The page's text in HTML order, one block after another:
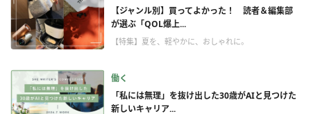
【ジャンル別】買ってよかった！ 読者＆編集部
が選ぶ「QOL爆上...
【特集】夏を、軽やかに、おしゃれに。
働く
「私には無理」を抜け出した30歳がAIと見つけた
新しいキャリア...